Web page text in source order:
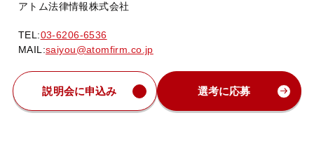
アトム法律情報株式会社
TEL:03-6206-6536
MAIL:saiyou@atomfirm.co.jp
説明会に申込み 選考に応募